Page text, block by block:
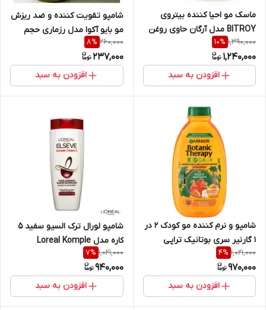
ماسک مو احیا کننده بیتروی
BITROY مدل آرگان حاوی روغن
آرگان مخصوص موهای آسیب
دیده و خشک حجم 400 میلی لیتر
1,390,000
10%
1,240,000
افزودن به سبد
شامپو تقویت کننده و ضد ریزش
مو بایو آکوا مدل رزماری حجم
250 میلی لیتر
260,000
8%
237,000
افزودن به سبد
شامپو و نرم کننده مو کودک 2 در
1 گارنیر سری بوتانیک تراپی
Lion King حاوی عصاره زردآلو و
گل کتان حجم 400 میلی لیتر
1,021,000
4%
970,000
افزودن به سبد
شامپو لورال ترک السیو سفید 5
کاره مدل Loreal Komple
Onarici 5 حجم 450 میل
1,021,000
7%
940,000
افزودن به سبد